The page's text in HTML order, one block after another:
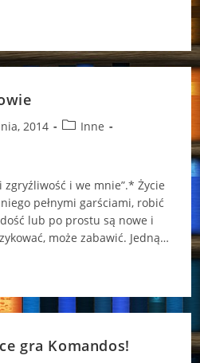
2014
PostInne
zgryźliwość i we mnie”.* Życie
pełnymi garściami, robić
lub po prostu są nowe i
może zabawić. Jedną…
gra Komandos!